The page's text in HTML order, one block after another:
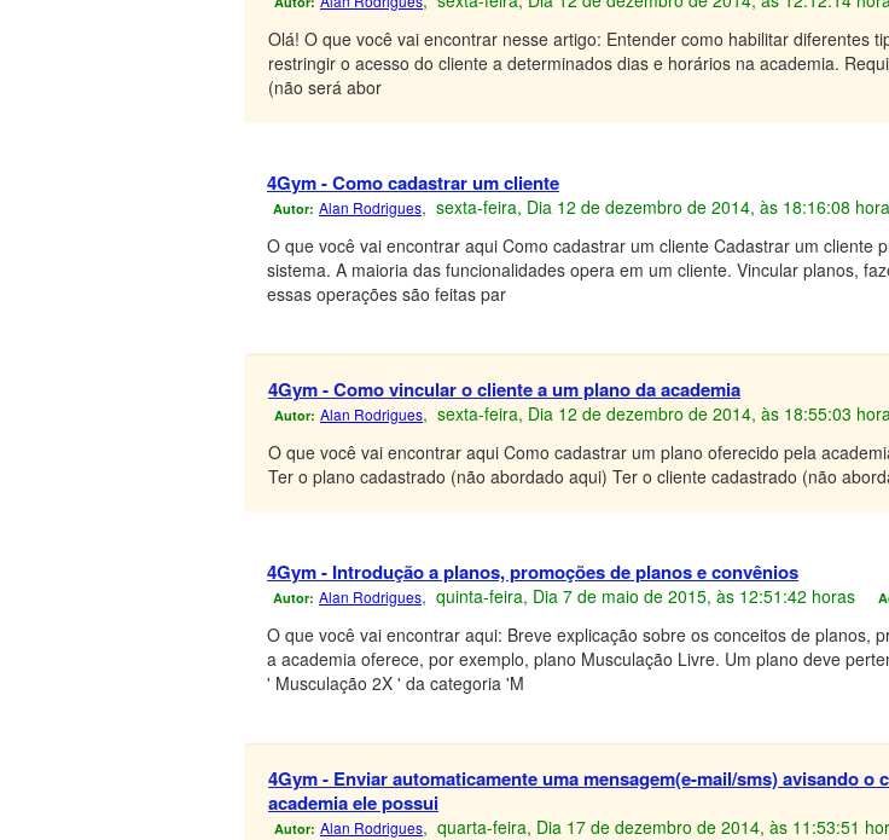
Olá! O que você vai encontrar nesse artigo: Entender como habilitar diferentes
restringir o acesso do cliente a determinados dias e horários na academia.
(não será abor
4Gym - Como cadastrar um cliente
Autor: Alan Rodrigues, sexta-feira, Dia 12 de dezembro de 2014, às 18:16:08
O que você vai encontrar aqui Como cadastrar um cliente Cadastrar um cliente
sistema. A maioria das funcionalidades opera em um cliente. Vincular planos,
essas operações são feitas par
4Gym - Como vincular o cliente a um plano da academia
Autor: Alan Rodrigues, sexta-feira, Dia 12 de dezembro de 2014, às 18:55:03
O que você vai encontrar aqui Como cadastrar um plano oferecido pela
Ter o plano cadastrado (não abordado aqui) Ter o cliente cadastrado (não
4Gym - Introdução a planos, promoções de planos e convênios
Autor: Alan Rodrigues, quinta-feira, Dia 7 de maio de 2015, às 12:51:42 horas
O que você vai encontrar aqui: Breve explicação sobre os conceitos de planos,
a academia oferece, por exemplo, plano Musculação Livre. Um plano deve
' Musculação 2X ' da categoria 'M
4Gym - Enviar automaticamente uma mensagem(e-mail/sms) avisando
academia ele possui
Autor: Alan Rodrigues, quarta-feira, Dia 17 de dezembro de 2014, às 11:53:51